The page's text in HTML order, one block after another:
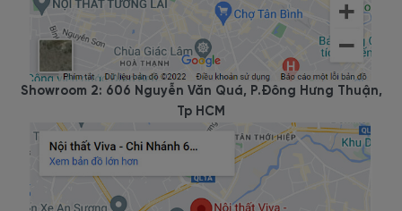
Showroom 2: 606 Nguyễn Văn Quá, P.Đông Hưng Thuận,
Tp HCM